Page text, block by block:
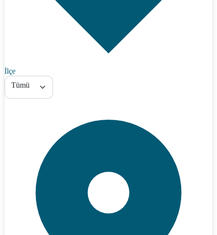
İlçe
Tümü